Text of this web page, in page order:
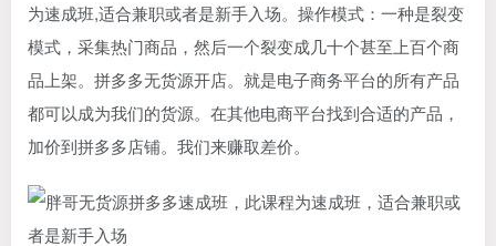
为速成班,适合兼职或者是新手入场。操作模式：一种是裂变
模式，采集热门商品，然后一个裂变成几十个甚至上百个商
品上架。拼多多无货源开店。就是电子商务平台的所有产品
都可以成为我们的货源。在其他电商平台找到合适的产品，
加价到拼多多店铺。我们来赚取差价。